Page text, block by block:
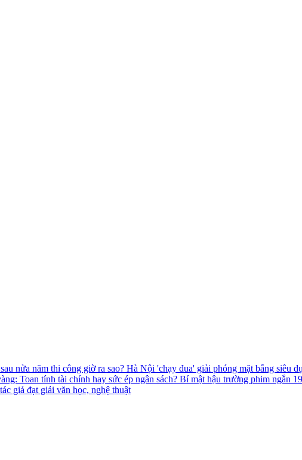
nửa năm thi công giờ ra sao? Hà Nội 'chạy đua' giải phóng mặt bằng siêu
Toan tính tài chính hay sức ép ngân sách? Bí mật hậu trường phim ngắn
giả đạt giải văn học, nghệ thuật